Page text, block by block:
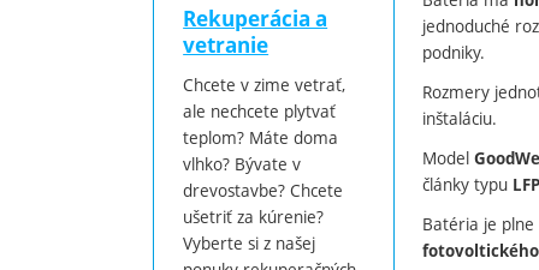
jednoduché
podniky.
Rozmery
inštaláciu.
Model
články typu LFP
Batéria je
Rekuperácia a
vetranie
Chcete v zime vetrať,
ale nechcete plytvať
teplom? Máte doma
vlhko? Bývate v
drevostavbe? Chcete
ušetriť za kúrenie?
Vyberte si z našej